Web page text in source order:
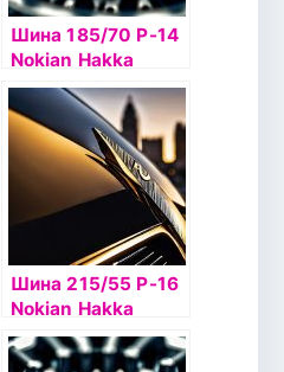
Шина 185/70 Р-14
Nokian Hakka
Green2 88T б/к
Шина 215/55 Р-16
Nokian Hakka
Green2 97V б/к